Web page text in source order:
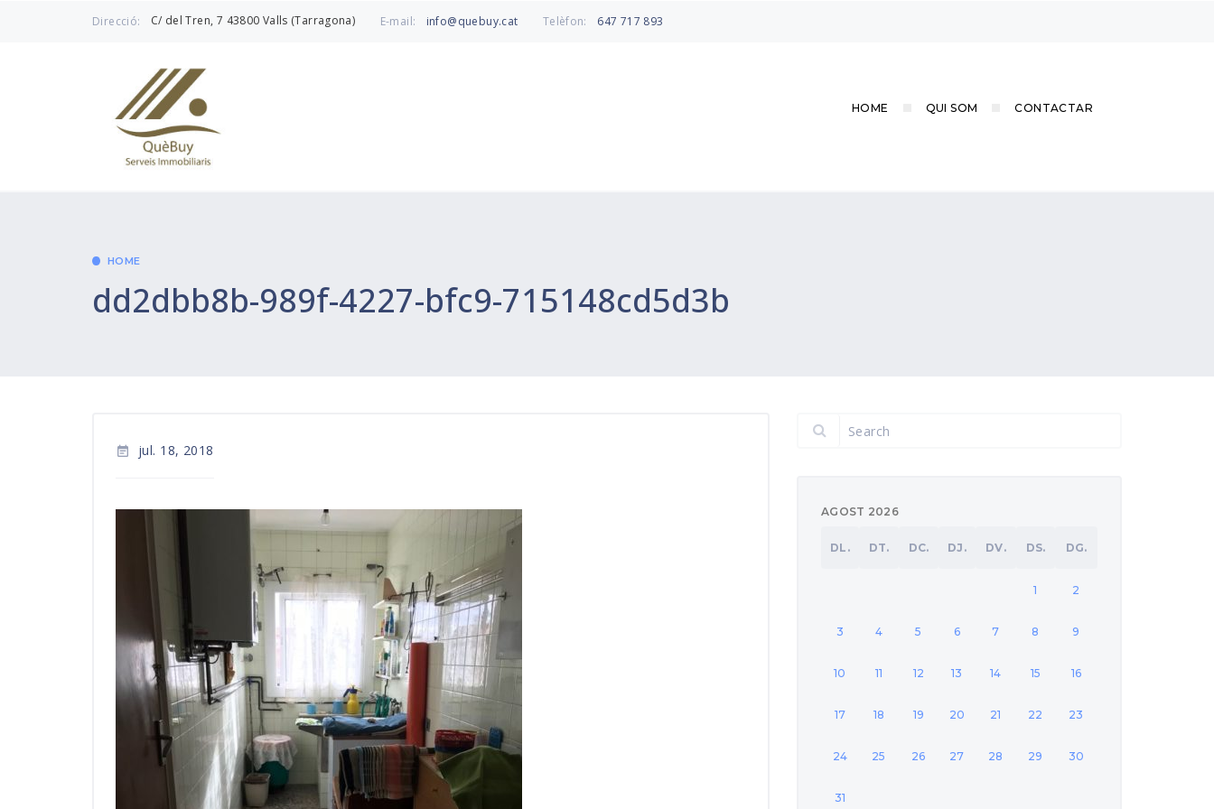
Direcció: C/ del Tren, 7 43800 Valls (Tarragona) E-mail: info@quebuy.cat Telèfon: 647 717 893
HOME QUI SOM CONTACTAR
HOME
dd2dbb8b-989f-4227-bfc9-715148cd5d3b
 jul. 18, 2018
AGOST 2026
DL. DT. DC. DJ. DV. DS. DG.
1 2
3 4 5 6 7 8 9
10 11 12 13 14 15 16
17 18 19 20 21 22 23
24 25 26 27 28 29 30
31